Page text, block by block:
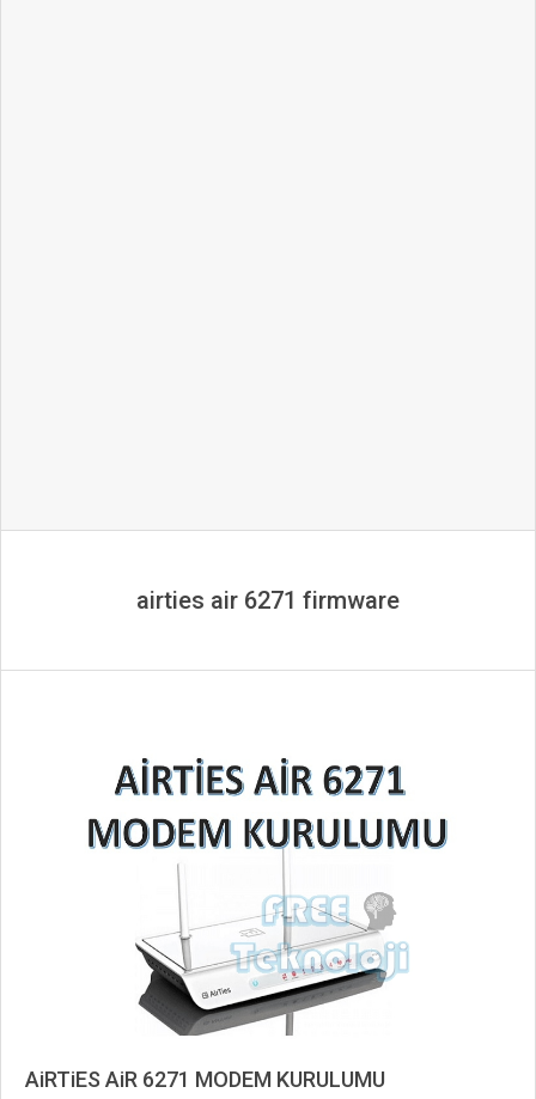
airties air 6271 firmware
AiRTiES AiR 6271 MODEM KURULUMU